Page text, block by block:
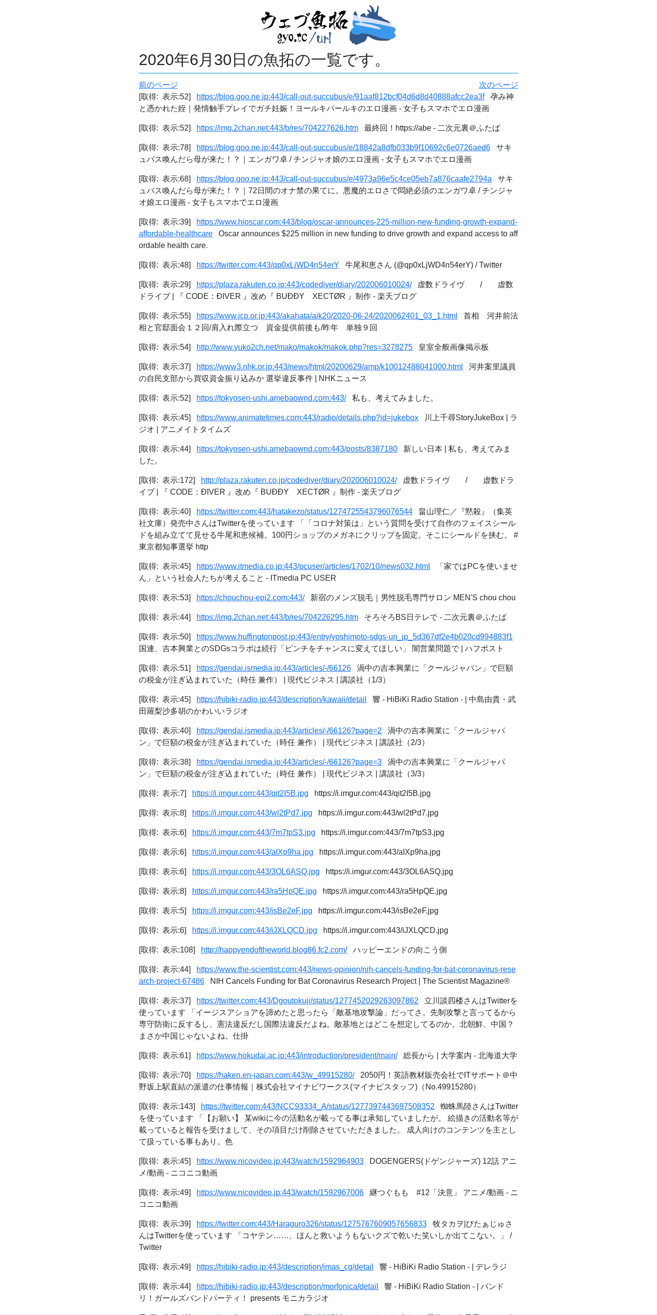
2020年6月30日の魚拓の一覧です。
前のページ
次のページ
[取得: 表示:52]
https://blog.goo.ne.jp:443/call-out-succubus/e/91aaf812bcf04d6d8d40888afcc2ea3f孕み神
と憑かれた姪｜発情触手プレイでガチ妊娠！ヨールキパールキのエロ漫画 - 女子もスマホでエロ漫画
[取得: 表示:52] https://img.2chan.net:443/b/res/704227626.htm 最終回！https://abe - 二次元裏＠ふたば
[取得: 表示:78] https://blog.goo.ne.jp:443/call-out-succubus/e/18842a8dfb033b9f10692c6e0726aed6 サキ
ュバス喚んだら母が来た！？｜エンガワ卓 / チンジャオ娘のエロ漫画 - 女子もスマホでエロ漫画
[取得: 表示:68] https://blog.goo.ne.jp:443/call-out-succubus/e/4973a96e5c4ce05eb7a876caafe2794a サキ
ュバス喚んだら母が来た！？｜72日間のオナ禁の果てに。悪魔的エロさで悶絶必須のエンガワ卓 / チンジャ
オ娘エロ漫画 - 女子もスマホでエロ漫画
[取得: 表示:39]
https://www.hioscar.com:443/blog/oscar-announces-225-million-new-funding-growth-expand-
affordable-healthcare Oscar announces $225 million in new funding to drive growth and expand access to aff
ordable health care.
[取得: 表示:48] https://twitter.com:443/qp0xLjWD4n54erY 牛尾和恵さん (@qp0xLjWD4n54erY) / Twitter
[取得: 表示:29] https://plaza.rakuten.co.jp:443/codediver/diary/202006010024/虚数ドライヴ / 虚数
ドライブ | 『 CODE：ÐIVER 』改め『 BUÐÐY XECTØR 』制作 - 楽天ブログ
[取得: 表示:55] https://www.jcp.or.jp:443/akahata/aik20/2020-06-24/2020062401_03_1.html
首相 河井前法
相と官邸面会１２回/肩入れ際立つ 資金提供前後も/昨年 単独９回
[取得: 表示:54] http://www.yuko2ch.net/mako/makok/makok.php?res=3278275 皇室全般画像掲示板
[取得: 表示:37] https://www3.nhk.or.jp:443/news/html/20200629/amp/k10012488041000.html
河井案里議員
の自民支部から買収資金振り込みか 選挙違反事件 | NHKニュース
[取得: 表示:52] https://tokyosen-ushi.amebaownd.com:443/私も、考えてみました。
[取得: 表示:45] https://www.animatetimes.com:443/radio/details.php?id=jukebox 川上千尋StoryJukeBox | ラ
ジオ | アニメイトタイムズ
[取得: 表示:44] https://tokyosen-ushi.amebaownd.com:443/posts/8387180 新しい日本 | 私も、考えてみま
した。
[取得: 表示:172] http://plaza.rakuten.co.jp/codediver/diary/202006010024/虚数ドライヴ / 虚数ドラ
イブ | 『 CODE：ÐIVER 』改め『 BUÐÐY XECTØR 』制作 - 楽天ブログ
[取得: 表示:40] https://twitter.com:443/hatakezo/status/1274725543796076544 畠山理仁／『黙殺』（集英
社文庫）発売中さんはTwitterを使っています 「「コロナ対策は」という質問を受けて自作のフェイスシール
ドを組み立てて見せる牛尾和恵候補。100円ショップのメガネにクリップを固定。そこにシールドを挟む。 #
東京都知事選挙 http
[取得: 表示:45] https://www.itmedia.co.jp:443/pcuser/articles/1702/10/news032.html
「家ではPCを使いませ
ん」という社会人たちが考えること - ITmedia PC USER
[取得: 表示:53] https://chouchou-epi2.com:443/新宿のメンズ脱毛｜男性脱毛専門サロン MEN'S chou chou
[取得: 表示:44] https://img.2chan.net:443/b/res/704226295.htm そろそろBS日テレで - 二次元裏＠ふたば
[取得: 表示:50]
https://www.huffingtonpost.jp:443/entry/yoshimoto-sdgs-un_jp_5d367df2e4b020cd994883f1
国連、吉本興業とのSDGsコラボは続行「ピンチをチャンスに変えてほしい」 闇営業問題で | ハフポスト
[取得: 表示:51] https://gendai.ismedia.jp:443/articles/-/66126 渦中の吉本興業に「クールジャパン」で巨額
の税金が注ぎ込まれていた（時任 兼作） | 現代ビジネス | 講談社（1/3）
[取得: 表示:45] https://hibiki-radio.jp:443/description/kawaii/detail
響 - HiBiKi Radio Station - | 中島由貴・武
田羅梨沙多胡のかわいいラジオ
[取得: 表示:40] https://gendai.ismedia.jp:443/articles/-/66126?page=2 渦中の吉本興業に「クールジャパ
ン」で巨額の税金が注ぎ込まれていた（時任 兼作） | 現代ビジネス | 講談社（2/3）
[取得: 表示:38] https://gendai.ismedia.jp:443/articles/-/66126?page=3 渦中の吉本興業に「クールジャパ
ン」で巨額の税金が注ぎ込まれていた（時任 兼作） | 現代ビジネス | 講談社（3/3）
[取得: 表示:7] https://i.imgur.com:443/qit2I5B.jpg https://i.imgur.com:443/qit2I5B.jpg
[取得: 表示:8] https://i.imgur.com:443/wl2tPd7.jpg https://i.imgur.com:443/wl2tPd7.jpg
[取得: 表示:6] https://i.imgur.com:443/7m7tpS3.jpg https://i.imgur.com:443/7m7tpS3.jpg
[取得: 表示:6] https://i.imgur.com:443/aIXp9ha.jpg https://i.imgur.com:443/aIXp9ha.jpg
[取得: 表示:6] https://i.imgur.com:443/3OL6ASQ.jpg https://i.imgur.com:443/3OL6ASQ.jpg
[取得: 表示:8] https://i.imgur.com:443/ra5HpQE.jpg https://i.imgur.com:443/ra5HpQE.jpg
[取得: 表示:5] https://i.imgur.com:443/isBe2eF.jpg https://i.imgur.com:443/isBe2eF.jpg
[取得: 表示:6] https://i.imgur.com:443/iJXLQCD.jpg https://i.imgur.com:443/iJXLQCD.jpg
[取得: 表示:108] http://happyendoftheworld.blog86.fc2.com/ハッピーエンドの向こう側
[取得: 表示:44]
https://www.the-scientist.com:443/news-opinion/nih-cancels-funding-for-bat-coronavirus-rese
arch-project-67486 NIH Cancels Funding for Bat Coronavirus Research Project | The Scientist Magazine®
[取得: 表示:37] https://twitter.com:443/Dgoutokuji/status/1277452029263097862 立川談四楼さんはTwitterを
使っています 「イージスアショアを諦めたと思ったら「敵基地攻撃論」だってさ。先制攻撃と言ってるから
専守防衛に反するし、憲法違反だし国際法違反だよね。敵基地とはどこを想定してるのか。北朝鮮、中国？
まさか中国じゃないよね。仕掛
[取得: 表示:61] https://www.hokudai.ac.jp:443/introduction/president/main/総長から | 大学案内 - 北海道大学
[取得: 表示:70] https://haken.en-japan.com:443/w_49915280/2050円！英語教材販売会社でITサポート＠中
野坂上駅直結の派遣の仕事情報｜株式会社マイナビワークス(マイナビスタッフ)（No.49915280）
[取得: 表示:143] https://twitter.com:443/NCC93334_A/status/1277397443697508352 蜘蛛馬陸さんはTwitter
を使っています 「【お願い】 某wikiに今の活動名が載ってる事は承知していましたが。 絵描きの活動名等が
載っていると報告を受けまして、その項目だけ削除させていただきました。 成人向けのコンテンツを主とし
て扱っている事もあり。色
[取得: 表示:45] https://www.nicovideo.jp:443/watch/1592964903 DOGENGERS(ドゲンジャーズ) 12話 アニ
メ/動画 - ニコニコ動画
[取得: 表示:49] https://www.nicovideo.jp:443/watch/1592967006 継つぐもも #12「決意」 アニメ/動画 - ニ
コニコ動画
[取得: 表示:39] https://twitter.com:443/Haraguro326/status/1275767609057656833 牧タカヲ|びたぁじゅさ
んはTwitterを使っています 「コヤテン……、ほんと救いようもないクズで乾いた笑いしか出てこない。」 /
Twitter
[取得: 表示:49] https://hibiki-radio.jp:443/description/imas_cg/detail 響 - HiBiKi Radio Station - | デレラジ
[取得: 表示:44] https://hibiki-radio.jp:443/description/morfonica/detail
響 - HiBiKi Radio Station - | バンド
リ！ガールズバンドパーティ！ presents モニカラジオ